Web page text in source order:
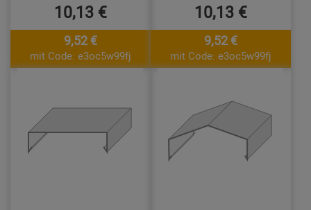
10,13 €
9,52 €
mit Code: e3oc5w99fj
10,13 €
9,52 €
mit Code: e3oc5w99fj